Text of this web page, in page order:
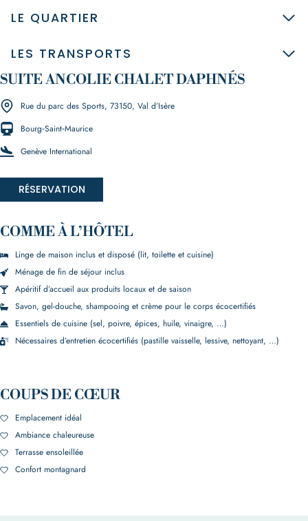
LE QUARTIER
LES TRANSPORTS
SUITE ANCOLIE CHALET DAPHNÉS
Rue du parc des Sports, 73150, Val d’Isère
Bourg‑Saint‑Maurice
Genève International
RÉSERVATION
COMME À L’HÔTEL
Linge de maison inclus et disposé (lit, toilette et cuisine)
Ménage de fin de séjour inclus
Apéritif d’accueil aux produits locaux et de saison
Savon, gel-douche, shampooing et crème pour le corps écocertifiés
Essentiels de cuisine (sel, poivre, épices, huile, vinaigre, …)
Nécessaires d’entretien écocertifiés (pastille vaisselle, lessive, nettoyant, …)
COUPS DE CŒUR
Emplacement idéal
Ambiance chaleureuse
Terrasse ensoleillée
Confort montagnard